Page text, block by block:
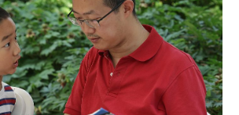
书画 健康 军事
视频 图片 政务
中央文件 金融 汽车
人居 信息化 数字经济